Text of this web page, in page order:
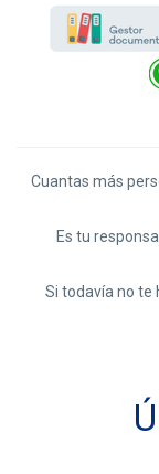
Cuantas más
Es tu
Si todavía no te